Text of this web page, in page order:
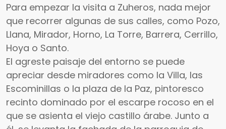
Para empezar la visita a Zuheros, nada mejor
que recorrer algunas de sus calles, como Pozo,
Llana, Mirador, Horno, La Torre, Barrera, Cerrillo,
Hoya o Santo.
El agreste paisaje del entorno se puede
apreciar desde miradores como la Villa, las
Escominillas o la plaza de la Paz, pintoresco
recinto dominado por el escarpe rocoso en el
que se asienta el viejo castillo árabe. Junto a